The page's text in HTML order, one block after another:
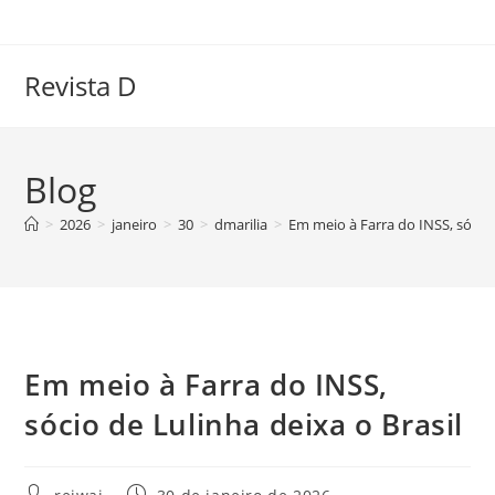
conteúdo
Revista D
Blog
> 2026 > janeiro > 30 > dmarilia > Em meio à Farra do INSS,
Em meio à Farra do INSS,
sócio de Lulinha deixa o Brasil